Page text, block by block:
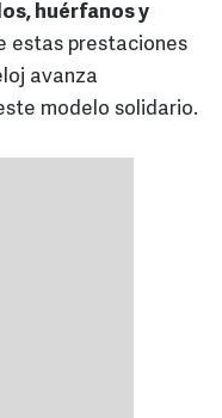
huérfanos y
estas prestaciones
avanza
modelo solidario.